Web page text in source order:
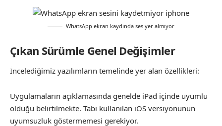
WhatsApp ekran kaydında ses yer almıyor
Çıkan Sürümle Genel Değişimler
İncelediğimiz yazılımların temelinde yer alan özellikleri:
Uygulamaların açıklamasında genelde iPad içinde uyumlu
olduğu belirtilmekte. Tabi kullanılan iOS versiyonunun
uyumsuzluk göstermemesi gerekiyor.